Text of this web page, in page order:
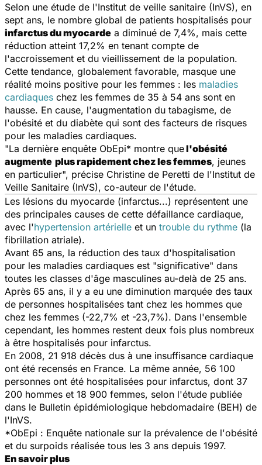
Selon une étude de l'Institut de veille sanitaire (InVS), en
sept ans, le nombre global de patients hospitalisés pour
infarctus du myocarde a diminué de 7,4%, mais cette
réduction atteint 17,2% en tenant compte de
l'accroissement et du vieillissement de la population.
Cette tendance, globalement favorable, masque une
réalité moins positive pour les femmes : les maladies
cardiaques chez les femmes de 35 à 54 ans sont en
hausse. En cause, l'augmentation du tabagisme, de
l'obésité et du diabète qui sont des facteurs de risques
pour les maladies cardiaques.
"La dernière enquête ObEpi* montre quel'obésité
augmente plus rapidement chez les femmes, jeunes
en particulier", précise Christine de Peretti de l'Institut de
Veille Sanitaire (InVS), co-auteur de l'étude.
Les lésions du myocarde (infarctus...) représentent une
des principales causes de cette défaillance cardiaque,
avec l'hypertension artérielle et un trouble du rythme (la
fibrillation atriale).
Avant 65 ans, la réduction des taux d'hospitalisation
pour les maladies cardiaques est "significative" dans
toutes les classes d'âge masculines au-delà de 25 ans.
Après 65 ans, il y a eu une diminution marquée des taux
de personnes hospitalisées tant chez les hommes que
chez les femmes (-22,7% et -23,7%). Dans l'ensemble
cependant, les hommes restent deux fois plus nombreux
à être hospitalisés pour infarctus.
En 2008, 21 918 décès dus à une insuffisance cardiaque
ont été recensés en France. La même année, 56 100
personnes ont été hospitalisées pour infarctus, dont 37
200 hommes et 18 900 femmes, selon l'étude publiée
dans le Bulletin épidémiologique hebdomadaire (BEH) de
l'InVS.
*ObEpi : Enquête nationale sur la prévalence de l'obésité
et du surpoids réalisée tous les 3 ans depuis 1997.
En savoir plus